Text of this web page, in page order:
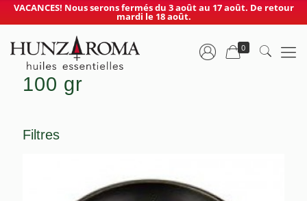
VACANCES! Nous serons fermés du 3 août au 17 août. De retour
mardi le 18 août.
0
100 gr
Filtres